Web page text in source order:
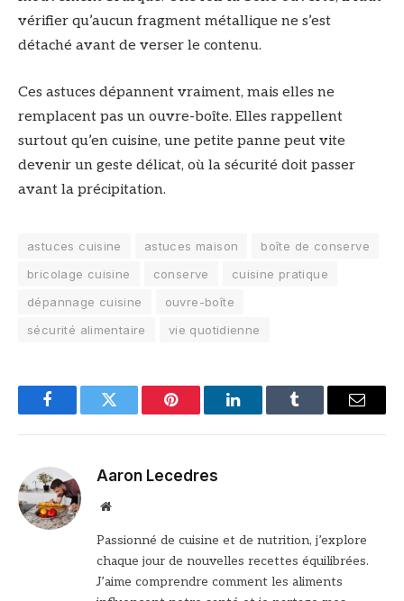
vérifier qu’aucun fragment métallique ne s’est
détaché avant de verser le contenu.
Ces astuces dépannent vraiment, mais elles ne
remplacent pas un ouvre-boîte. Elles rappellent
surtout qu’en cuisine, une petite panne peut vite
devenir un geste délicat, où la sécurité doit passer
avant la précipitation.
astuces cuisine astuces maison
boîte de conserve
bricolage cuisine
conserve
cuisine pratique
dépannage cuisine
ouvre-boîte
sécurité alimentaire
vie quotidienne
FacebookTwitter Pinterest LinkedInTumblr Email
Aaron Lecedres
Site
Passionné de cuisine et de nutrition, j’explore
chaque jour de nouvelles recettes équilibrées.
J’aime comprendre comment les aliments